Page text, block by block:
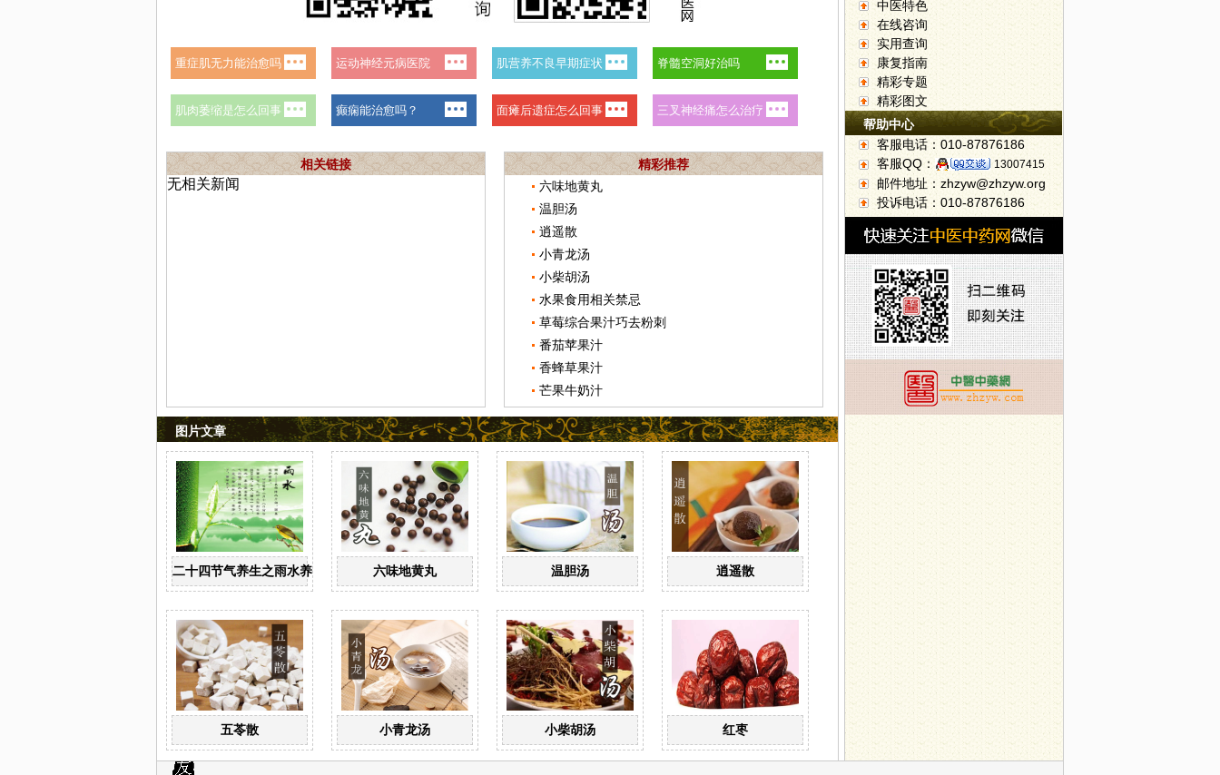
相关链接
无相关新闻
精彩推荐
六味地黄丸
温胆汤
逍遥散
小青龙汤
小柴胡汤
水果食用相关禁忌
草莓综合果汁巧去粉刺
番茄苹果汁
香蜂草果汁
芒果牛奶汁
图片文章
二十四节气养生之雨水养生 六味地黄丸 温胆汤 逍遥散
五苓散 小青龙汤 小柴胡汤 红枣
中医特色
在线咨询
实用查询
康复指南
精彩专题
精彩图文
帮助中心
客服电话：010-87876186
客服QQ：
13007415
邮件地址：zhzyw@zhzyw.org
投诉电话：010-87876186